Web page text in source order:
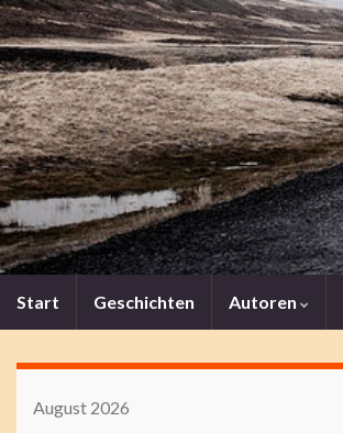
Start Geschichten Autoren
August 2026